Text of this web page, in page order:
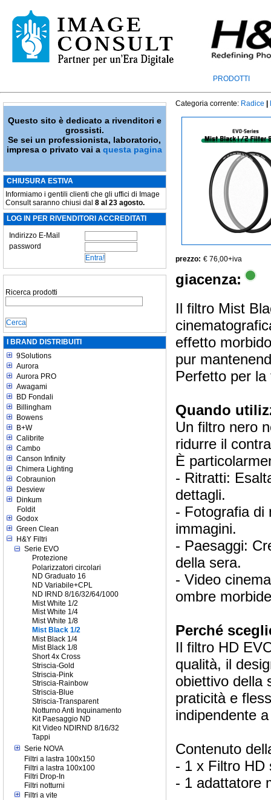
PRODOTTI
Questo sito è dedicato a rivenditori e
grossisti.
Se sei un professionista, laboratorio,
impresa o privato vai aquesta pagina
CHIUSURA ESTIVA
Informiamo i gentili clienti che gli uffici di Image
Consult saranno chiusi dal 8 al 23 agosto.
LOG IN PER RIVENDITORI ACCREDITATI
Indirizzo E-Mail
password
Ricerca prodotti
I BRAND DISTRIBUITI
9Solutions
Aurora
Aurora PRO
Awagami
BD Fondali
Billingham
Bowens
B+W
Calibrite
Cambo
Canson Infinity
Chimera Lighting
Cobraunion
Desview
Dinkum
Foldit
Godox
Green Clean
H&Y Filtri
Serie EVO
Protezione
Polarizzatori circolari
ND Graduato 16
ND Variabile+CPL
ND IRND 8/16/32/64/1000
Mist White 1/2
Mist White 1/4
Mist White 1/8
Mist Black 1/2
Mist Black 1/4
Mist Black 1/8
Short 4x Cross
Striscia-Gold
Striscia-Pink
Striscia-Rainbow
Striscia-Blue
Striscia-Transparent
Notturno Anti Inquinamento
Kit Paesaggio ND
Kit Video NDIRND 8/16/32
Tappi
Serie NOVA
Filtri a lastra 100x150
Filtri a lastra 100x100
Filtri Drop-In
Filtri notturni
Filtri a vite
Categoria corrente: Radice
prezzo: € 76,00+iva
giacenza:
Il filtro Mist
effetto
pur
Perfetto per
Quando
Un filtro nero
ridurre il
È
- Ritratti:
dettagli.
- Fotografia di
immagini.
- Paesaggi:
della sera.
- Video
ombre
Perché
Il filtro HD
qualità, il
obiettivo della
praticità e
indipendente
Contenuto
- 1 x Filtro HD
- 1 adattatore